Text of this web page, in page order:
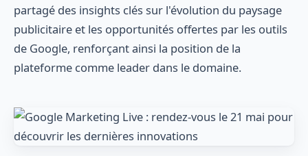
partagé des insights clés sur l'évolution du paysage
publicitaire et les opportunités offertes par les outils
de Google, renforçant ainsi la position de la
plateforme comme leader dans le domaine.